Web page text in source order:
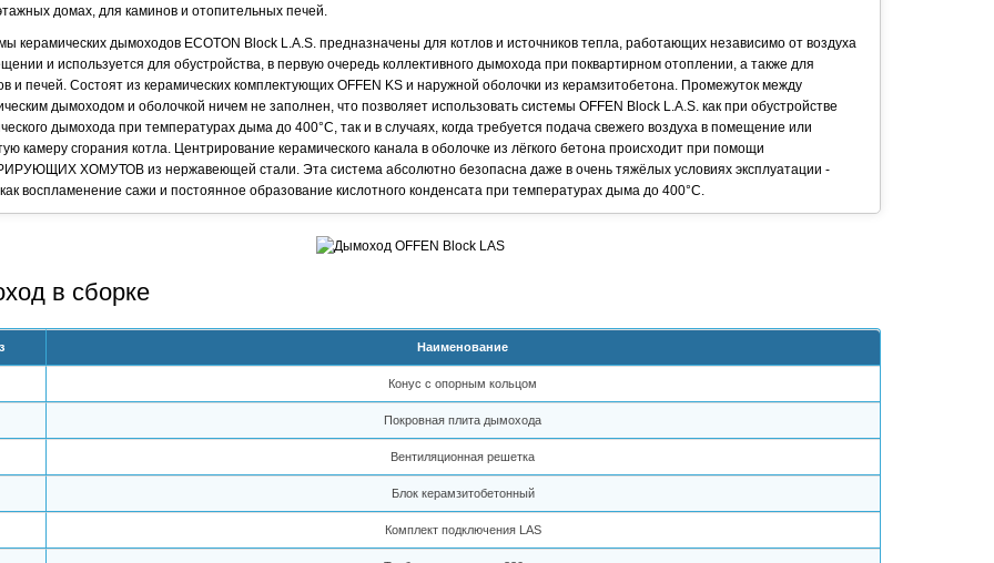
домах, для каминов и отопительных печей.
керамических дымоходов ECOTON Block L.A.S. предназначены для котлов и источников тепла, работающих независимо от воздуха
и используется для обустройства, в первую очередь коллективного дымохода при поквартирном отоплении, а также для
и печей. Состоят из керамических комплектующих OFFEN KS и наружной оболочки из керамзитобетона. Промежуток между
дымоходом и оболочкой ничем не заполнен, что позволяет использовать системы OFFEN Block L.A.S. как при обустройстве
дымохода при температурах дыма до 400°С, так и в случаях, когда требуется подача свежего воздуха в помещение или
камеру сгорания котла. Центрирование керамического канала в оболочке из лёгкого бетона происходит при помощи
ХОМУТОВ из нержавеющей стали. Эта система абсолютно безопасна даже в очень тяжёлых условиях эксплуатации -
как воспламенение сажи и постоянное образование кислотного конденсата при температурах дыма до 400°С.
в сборке
Наименование
Конус с опорным кольцом
Покровная плита дымохода
Вентиляционная решетка
Блок керамзитобетонный
Комплект подключения LAS